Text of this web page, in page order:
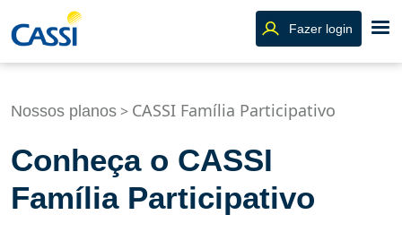
Fazer login
Nossos planos > CASSI Família Participativo
Conheça o CASSI
Família Participativo